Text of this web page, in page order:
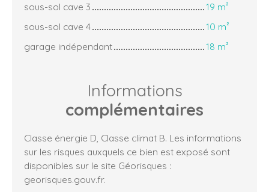
sous-sol cave 3
19 m²
sous-sol cave 4
10 m²
garage indépendant
18 m²
Informations
complémentaires
Classe énergie D, Classe climat B. Les informations
sur les risques auxquels ce bien est exposé sont
disponibles sur le site Géorisques :
georisques.gouv.fr.